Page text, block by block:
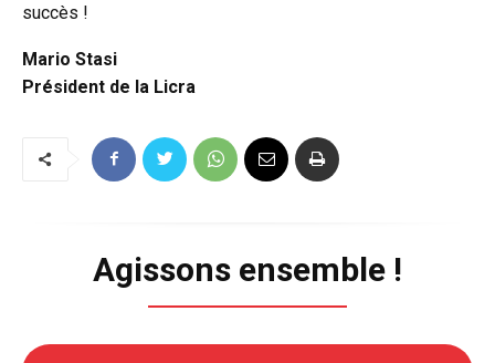
succès !
Mario Stasi
Président de la Licra
Agissons ensemble !